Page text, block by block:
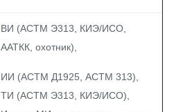
ВИ (АСТМ Э313, КИЭ/ИСО,
ААТКК, охотник),
ИИ (АСТМ Д1925, АСТМ 313),
ТИ (АСТМ Э313, КИЭ/ИСО),